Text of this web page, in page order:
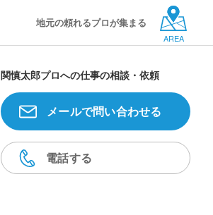
地元の頼れるプロが集まる
AREA
関慎太郎プロへの仕事の相談・依頼
メールで問い合わせる
電話する